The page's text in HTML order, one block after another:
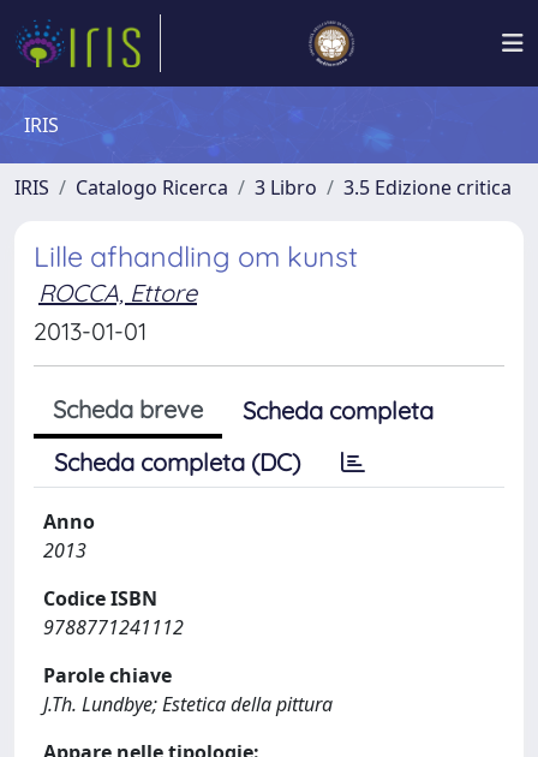
IRIS
IRIS Catalogo Ricerca 3 Libro 3.5 Edizione critica
Lille afhandling om kunst
ROCCA, Ettore
2013-01-01
Scheda breve
Scheda completa
Scheda completa (DC)
Anno
2013
Codice ISBN
9788771241112
Parole chiave
J.Th. Lundbye; Estetica della pittura